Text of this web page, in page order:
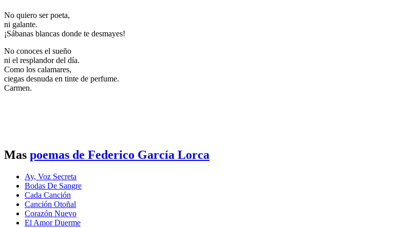
No quiero ser poeta,
ni galante.
¡Sábanas blancas donde te desmayes!
No conoces el sueño
ni el resplandor del día.
Como los calamares,
ciegas desnuda en tinte de perfume.
Carmen.
Mas poemas de Federico García Lorca
Ay, Voz Secreta
Bodas De Sangre
Cada Canción
Canción Otoñal
Corazón Nuevo
El Amor Duerme